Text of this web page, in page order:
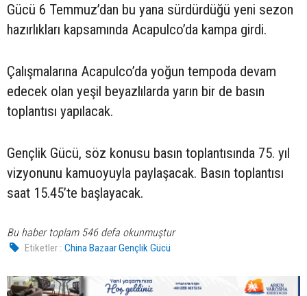
Gücü 6 Temmuz’dan bu yana sürdürdüğü yeni sezon
hazırlıkları kapsamında Acapulco’da kampa girdi.
Çalışmalarına Acapulco’da yoğun tempoda devam
edecek olan yeşil beyazlılarda yarın bir de basın
toplantısı yapılacak.
Gençlik Gücü, söz konusu basın toplantısında 75. yıl
vizyonunu kamuoyuyla paylaşacak. Basın toplantısı
saat 15.45’te başlayacak.
Bu haber toplam 546 defa okunmuştur
Etiketler : China Bazaar Gençlik Gücü